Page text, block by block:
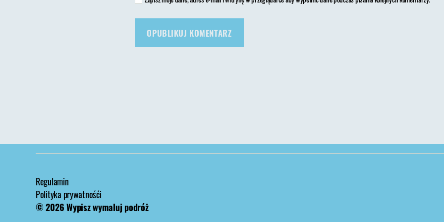
Regulamin
Polityka prywatnośći
© 2026Wypisz wymaluj podróż